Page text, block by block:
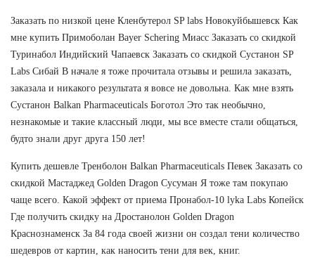
Заказать по низкой цене Кленбутерол SP labs Новокуйбышевск Как
мне купить Примоболан Bayer Schering Миасс Заказать со скидкой
Туринабол Индийский Чапаевск Заказать со скидкой Сустанон SP
Labs Сибай В начале я тоже прочитала отзывы и решила заказать,
заказала и никакого результата я вовсе не довольна. Как мне взять
Сустанон Balkan Pharmaceuticals Боготол Это так необычно,
незнакомые и такие классный люди, мы все вместе стали общаться,
будто знали друг друга 150 лет!
Купить дешевле Тренболон Balkan Pharmaceuticals Певек Заказать со
скидкой Мастаджед Golden Dragon Сусуман Я тоже там покупаю
чаще всего. Какой эффект от приема Пронабол-10 lyka Labs Копейск
Где получить скидку на Дростанолон Golden Dragon
Краснознаменск За 84 года своей жизни он создал тени количество
шедевров от картин, как наносить тени для век, книг.